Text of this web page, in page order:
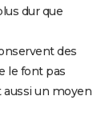
dur que
des
le font pas
aussi un moyen